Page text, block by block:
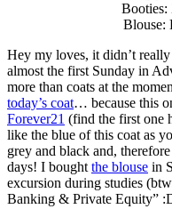
Booties:
Blouse:
Hey my loves, it didn’t
almost the first Sunday in
more than coats at the
today’s coat… because this
Forever21 (find the first one
like the blue of this coat as
grey and black and,
days! I bought the blouse in
excursion during studies
Banking & Private Equity”